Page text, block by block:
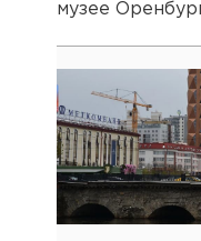
музее